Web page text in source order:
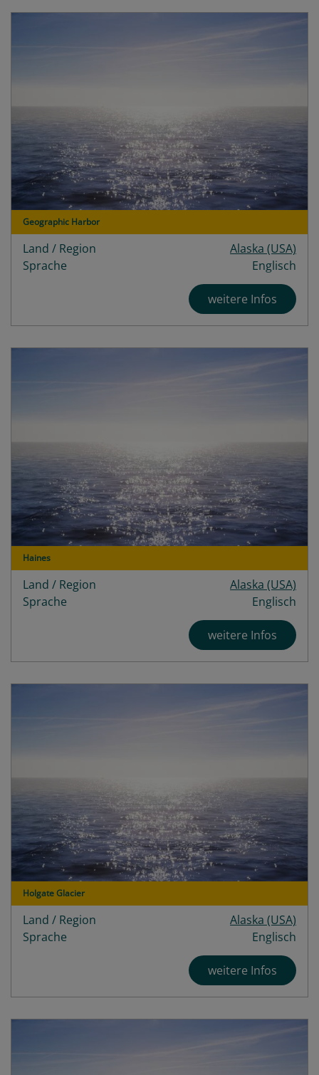
Geographic Harbor
Land / Region
Alaska (USA)
Sprache
Englisch
weitere Infos
Haines
Land / Region
Alaska (USA)
Sprache
Englisch
weitere Infos
Holgate Glacier
Land / Region
Alaska (USA)
Sprache
Englisch
weitere Infos